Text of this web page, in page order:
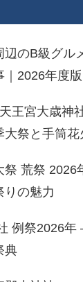
辺のB級グル
｜2026年度版
王宮大歳神
大祭と手筒花
祭 荒祭 2026
りの魅力
例祭2026年
典